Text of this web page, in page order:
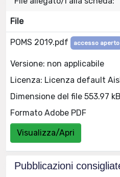
File
POMS 2019.pdf accesso aperto
Versione: non applicabile
Licenza: Licenza default
Dimensione del file 553.97 kB
Formato Adobe PDF
Visualizza/Apri
Pubblicazioni